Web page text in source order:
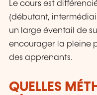
Le cours est
(débutant,
un large éventail de
encourager la pleine
des apprenants.
QUELLES